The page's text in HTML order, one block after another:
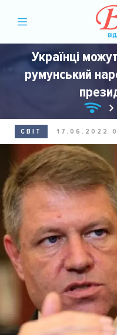
Українці
румунський
СВІТ 17.06.2022